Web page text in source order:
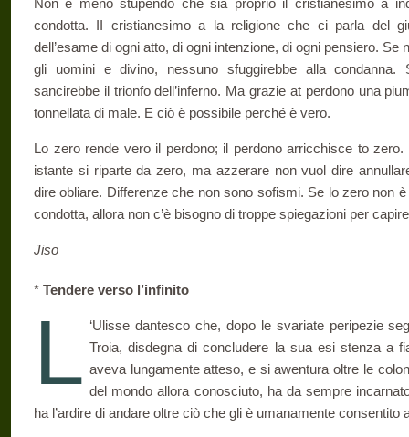
Non è meno stupendo che sia proprio il cristianesimo a
condotta. II cristianesimo a la religione che ci parla del
dell’esame di ogni atto, di ogni intenzione, di ogni pensiero.
gli uomini e divino, nessuno sfuggirebbe alla condanna.
sancirebbe il trionfo del­l’inferno. Ma grazie at perdono una
tonnellata di male. E ciò è possibile perché è vero.
Lo zero rende vero il perdono; il perdono arricchisce to
istante si riparte da zero, ma azzerare non vuol dire
dire oblia­re. Differenze che non sono sofismi. Se lo zero non
condotta, allora non c’è bisogno di troppe spiegazioni per
Jiso
* Tendere verso l’infinito
L ‘Ulisse dantesco che, dopo le svariate peripezie
Troia, disdegna di concludere la sua esi­ stenza a
aveva lungamente atte­so, e si awentura oltre le
del mondo allora conosciuto, ha da sempre
ha l’ardire di andare oltre ciò che gli è umanamente consentito